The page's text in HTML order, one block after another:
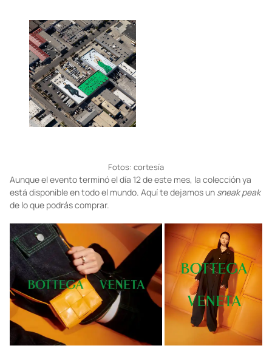
Fotos: cortesía
Aunque el evento terminó el día 12 de este mes, la colección ya
está disponible en todo el mundo. Aquí te dejamos un sneak peak
de lo que podrás comprar.